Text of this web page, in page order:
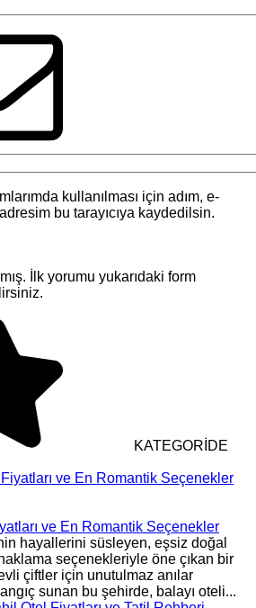
kullanılması için adım, e-
bu tarayıcıya kaydedilsin.
İlk yorumu yukarıdaki form
KATEGORİDE
ve En Romantik Seçenekler
hayallerini süsleyen, eşsiz doğal
seçenekleriyle öne çıkan bir
çiftler için unutulmaz anılar
sunan bu şehirde, balayı oteli...